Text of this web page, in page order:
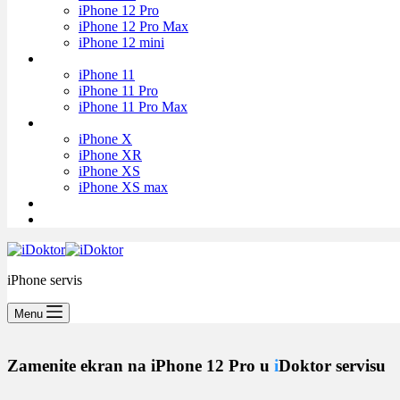
iPhone 12 Pro
iPhone 12 Pro Max
iPhone 12 mini
iPhone 11
iPhone 11 Pro
iPhone 11 Pro Max
iPhone X
iPhone XR
iPhone XS
iPhone XS max
iPhone servis
Menu
Zamenite ekran na iPhone 12 Pro u iDoktor servisu